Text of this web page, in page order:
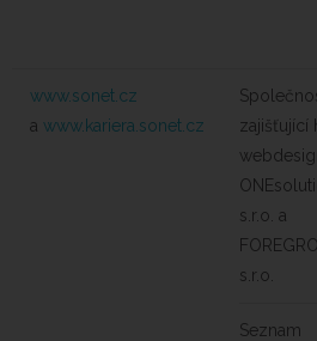
www.sonet.cz
a www.kariera.sonet.cz
zajišťující
s.r.o. a
s.r.o.
Seznam